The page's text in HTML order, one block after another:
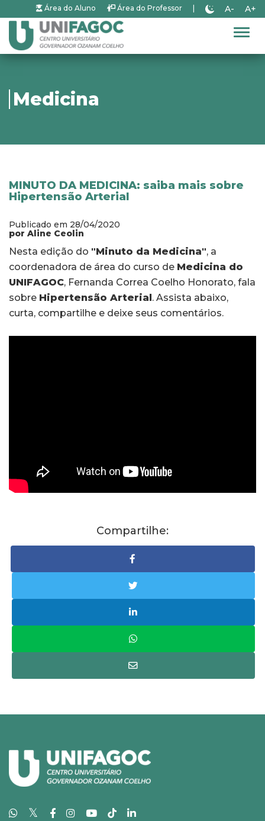
Área do Aluno Área do Professor A- A+
Medicina
MINUTO DA MEDICINA: saiba mais sobre
Hipertensão Arterial
Publicado em 28/04/2020
por Aline Ceolin
Nesta edição do "Minuto da Medicina", a
coordenadora de área do curso de Medicina do
UNIFAGOC, Fernanda Correa Coelho Honorato, fala
sobre Hipertensão Arterial. Assista abaixo,
curta, compartilhe e deixe seus comentários.
Compartilhe:
𝕏